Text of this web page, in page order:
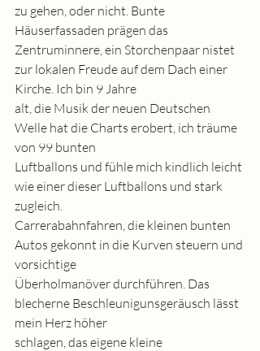
zu gehen, oder nicht. Bunte
Häuserfassaden prägen das
Zentruminnere, ein Storchenpaar nistet
zur lokalen Freude auf dem Dach einer
Kirche. Ich bin 9 Jahre
alt, die Musik der neuen Deutschen
Welle hat die Charts erobert, ich träume
von 99 bunten
Luftballons und fühle mich kindlich leicht
wie einer dieser Luftballons und stark
zugleich.
Carrerabahnfahren, die kleinen bunten
Autos gekonnt in die Kurven steuern und
vorsichtige
Überholmanöver durchführen. Das
blecherne Beschleunigunsgeräusch lässt
mein Herz höher
schlagen, das eigene kleine